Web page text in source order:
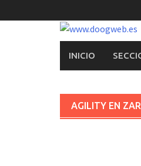
al
INICIO
AGILITY EN